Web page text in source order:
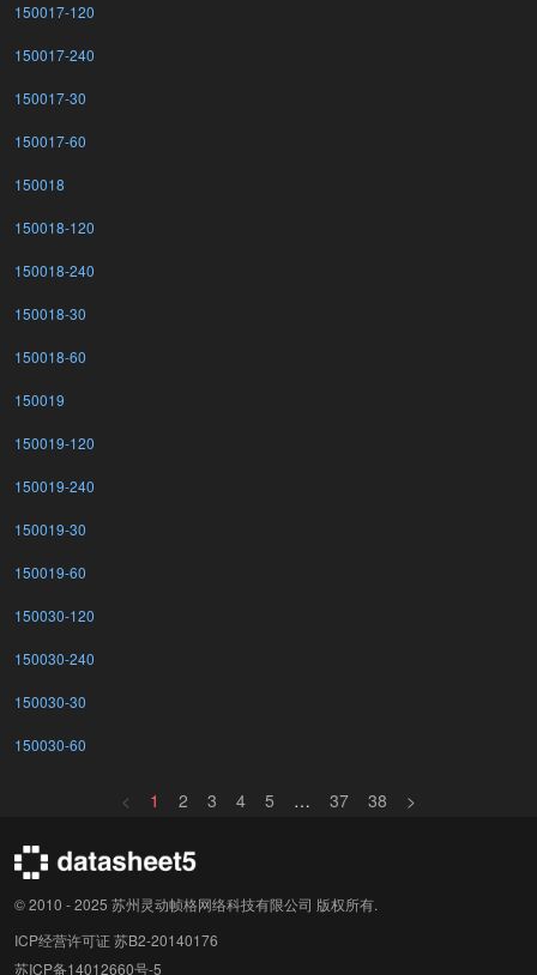
150017-120
150017-240
150017-30
150017-60
150018
150018-120
150018-240
150018-30
150018-60
150019
150019-120
150019-240
150019-30
150019-60
150030-120
150030-240
150030-30
150030-60
< 1 2 3 4 5 … 37 38 >
© 2010 - 2025 苏州灵动帧格网络科技有限公司 版权所有.
ICP经营许可证 苏B2-20140176
苏ICP备14012660号-5